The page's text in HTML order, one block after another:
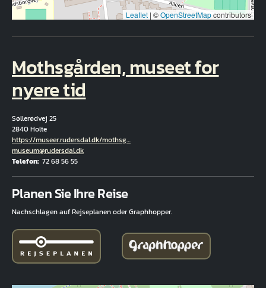
Leaflet | ©OpenStreetMapcontributors
Mothsgården, museet for
nyere tid
Søllerødvej 25
2840 Holte
Hjemmeside
https://museer.rudersdal.dk/mothsg…
E-Mail
museum@rudersdal.dk
Telefon 72 68 56 55
Planen Sie Ihre Reise
Nachschlagen auf Rejseplanen oder Graphhopper.